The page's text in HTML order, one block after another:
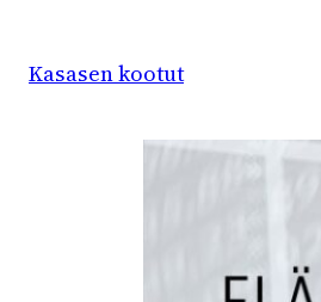
Kasasen kootut